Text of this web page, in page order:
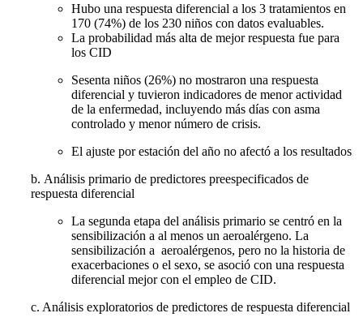
Hubo una respuesta diferencial a los 3 tratamientos en
170 (74%) de los 230 niños con datos evaluables.
La probabilidad más alta de mejor respuesta fue para
los CID
Sesenta niños (26%) no mostraron una respuesta
diferencial y tuvieron indicadores de menor actividad
de la enfermedad, incluyendo más días con asma
controlado y menor número de crisis.
El ajuste por estación del año no afectó a los resultados
b. Análisis primario de predictores preespecificados de
respuesta diferencial
La segunda etapa del análisis primario se centró en la
sensibilización a al menos un aeroalérgeno. La
sensibilización a aeroalérgenos, pero no la historia de
exacerbaciones o el sexo, se asoció con una respuesta
diferencial mejor con el empleo de CID.
c. Análisis exploratorios de predictores de respuesta diferencial